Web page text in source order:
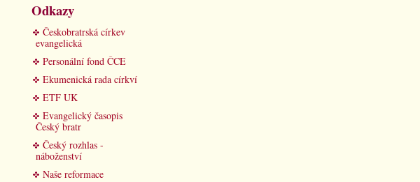
Odkazy
Českobratrská církev
evangelická
Personální fond ČCE
Ekumenická rada církví
ETF UK
Evangelický časopis
Český bratr
Český rozhlas -
náboženství
Naše reformace